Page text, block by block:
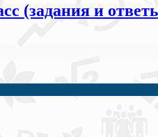
(задания и